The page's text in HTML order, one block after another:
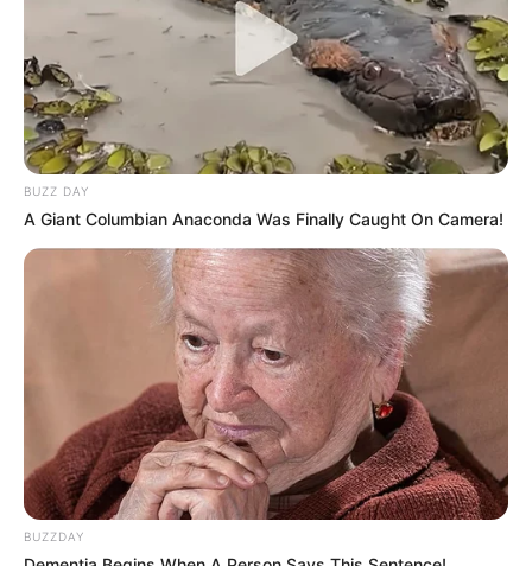
BUZZ DAY
A Giant Columbian Anaconda Was Finally Caught On Camera!
BUZZDAY